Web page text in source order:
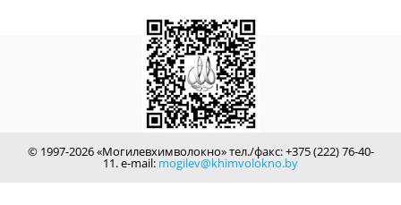
© 1997-2026 «Могилевхимволокно» тел./факс: +375 (222) 76-40-
11. e-mail: mogilev@khimvolokno.by